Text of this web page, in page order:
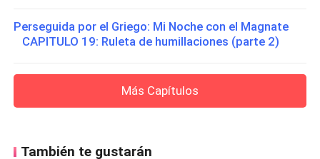
Perseguida por el Griego: Mi Noche con el Magnate
CAPITULO 19: Ruleta de humillaciones (parte 2)
Más Capítulos
También te gustarán